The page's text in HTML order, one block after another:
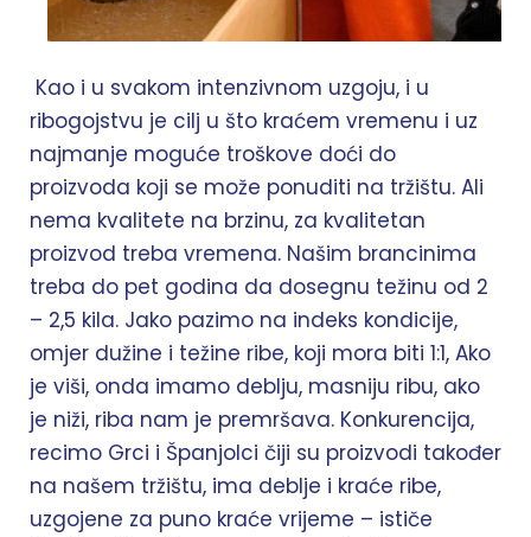
Kao i u svakom intenzivnom uzgoju, i u
ribogojstvu je cilj u što kraćem vremenu i uz
najmanje moguće troškove doći do
proizvoda koji se može ponuditi na tržištu. Ali
nema kvalitete na brzinu, za kvalitetan
proizvod treba vremena. Našim brancinima
treba do pet godina da dosegnu težinu od 2
– 2,5 kila. Jako pazimo na indeks kondicije,
omjer dužine i težine ribe, koji mora biti 1:1, Ako
je viši, onda imamo deblju, masniju ribu, ako
je niži, riba nam je premršava. Konkurencija,
recimo Grci i Španjolci čiji su proizvodi također
na našem tržištu, ima deblje i kraće ribe,
uzgojene za puno kraće vrijeme – ističe